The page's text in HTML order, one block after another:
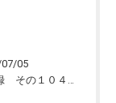
05
行動語録 その１０４０ 行動あるのみ！